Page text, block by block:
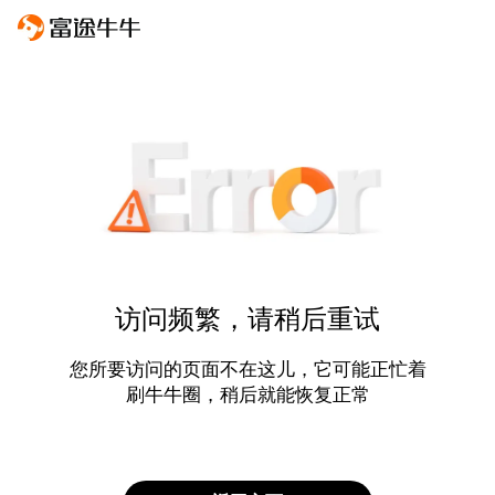
访问频繁，请稍后重试
您所要访问的页面不在这儿，它可能正忙着
刷牛牛圈，稍后就能恢复正常